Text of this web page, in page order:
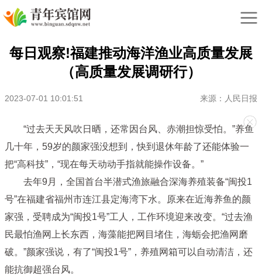
每日观察!福建推动海洋渔业高质量发展
（高质量发展调研行）
2023-07-01 10:01:51 来源：人民日报
“过去天天风吹日晒，还常因台风、赤潮担惊受怕。”养鱼
几十年，59岁的颜家强没想到，快到退休年龄了还能体验一
把“高科技”，“现在每天动动手指就能操作设备。”
去年9月，全国首台半潜式渔旅融合深海养殖装备“闽投1
号”在福建省福州市连江县定海湾下水。原来在近海养鱼的颜
家强，受聘成为“闽投1号”工人，工作环境迎来改变。“过去渔
民最怕渔网上长东西，海藻能把网目堵住，海蛎会把渔网磨
破。”颜家强说，有了“闽投1号”，养殖网箱可以自动清洁，还
能抗御超强台风。